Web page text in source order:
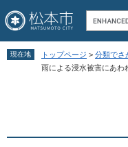
ペ
メ現在地 トップページ > 分類でさ
雨による浸水被害にあわ